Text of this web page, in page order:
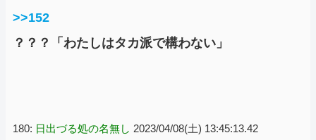
>>152
？？？「わたしはタカ派で構わない」
180: 日出づる処の名無し 2023/04/08(土) 13:45:13.42